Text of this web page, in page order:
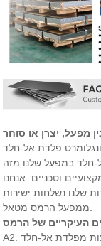
פלדת אל-חלד
חלד במפעל שלנו מזה
יותר מ-1,000 עובדים מקצועיים וטכניים. אנחנו
שלנו נשלחות ישירות
A2. המוצרים העיקריים של הרמס כוללים סלילים ויריעות מפלדת אל-חלד